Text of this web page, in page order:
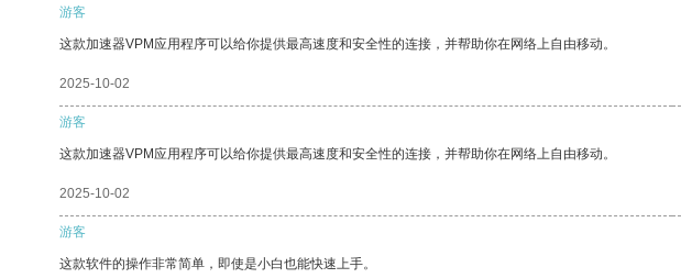
游客
这款加速器VPM应用程序可以给你提供最高速度和安全性的连接，并帮助你在网络上自由移动。
2025-10-02
游客
这款加速器VPM应用程序可以给你提供最高速度和安全性的连接，并帮助你在网络上自由移动。
2025-10-02
游客
这款软件的操作非常简单，即使是小白也能快速上手。